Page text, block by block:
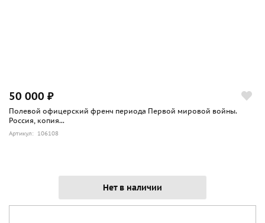
50 000 ₽
Полевой офицерский френч периода Первой мировой войны.
Россия, копия...
Артикул: 106108
Нет в наличии